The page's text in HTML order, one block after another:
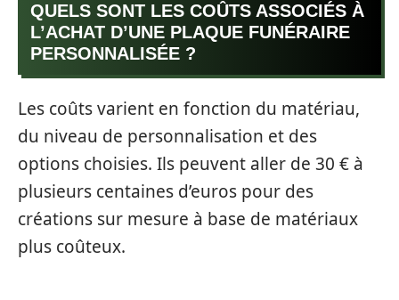
QUELS SONT LES COÛTS ASSOCIÉS À
L’ACHAT D’UNE PLAQUE FUNÉRAIRE
PERSONNALISÉE ?
Les coûts varient en fonction du matériau,
du niveau de personnalisation et des
options choisies. Ils peuvent aller de 30 € à
plusieurs centaines d’euros pour des
créations sur mesure à base de matériaux
plus coûteux.